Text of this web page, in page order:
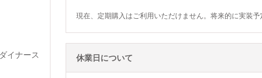
現在、定期購入はご利用いただけません。将来的に実装予
休業日について